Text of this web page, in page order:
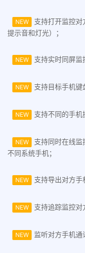
NEW
支持打开监控
提示音和灯光）；
NEW 支持实时同屏监
NEW 支持目标手机键
NEW 支持不同的手机
NEW
支持同时在线
不同系统手机；
NEW 支持导出对方手
NEW 支持追踪监控对
NEW 监听对方手机通